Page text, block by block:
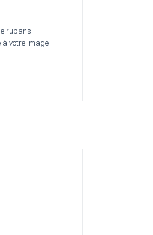
rubans
votre image